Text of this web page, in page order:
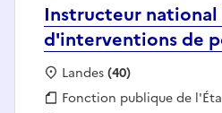
Instructeur national
d'interventions de
Localisation :
Landes(40)
Fonction publique :
Fonction publique de